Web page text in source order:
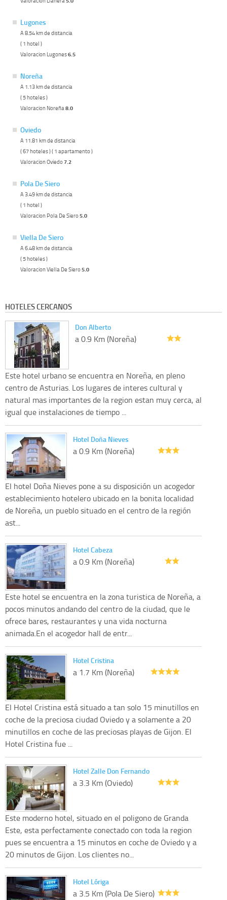
Lugones
A 8.54 km de distancia
( 1 hotel )
Valoracion Lugones6.5
Noreña
A 1.13 km de distancia
( 5 hoteles )
Valoracion Noreña8.0
Oviedo
A 11.81 km de distancia
( 67 hoteles ) ( 1 apartamento )
Valoracion Oviedo7.2
Pola De Siero
A 3.49 km de distancia
( 1 hotel )
Valoracion Pola De Siero5.0
Viella De Siero
A 6.48 km de distancia
( 5 hoteles )
Valoracion Viella De Siero5.0
HOTELES CERCANOS
Don Alberto
a 0.9 Km (Noreña)
Este hotel urbano se encuentra en Noreña, en pleno
centro de Asturias. Los lugares de interes cultural y
natural mas importantes de la region estan muy cerca, al
igual que instalaciones de tiempo ...
Hotel Doña Nieves
a 0.9 Km (Noreña)
El hotel Doña Nieves pone a su disposición un acogedor
establecimiento hotelero ubicado en la bonita localidad
de Noreña, un pueblo situado en el centro de la región
ast...
Hotel Cabeza
a 0.9 Km (Noreña)
Este hotel se encuentra en la zona turistica de Noreña, a
pocos minutos andando del centro de la ciudad, que le
ofrece bares, restaurantes y una vida nocturna
animada.En el acogedor hall de entr...
Hotel Cristina
a 1.7 Km (Noreña)
El Hotel Cristina está situado a tan solo 15 minutillos en
coche de la preciosa ciudad Oviedo y a solamente a 20
minutillos en coche de las preciosas playas de Gijon. El
Hotel Cristina fue ...
Hotel Zalle Don Fernando
a 3.3 Km (Oviedo)
Este moderno hotel, situado en el poligono de Granda
Este, esta perfectamente conectado con toda la region
pues se encuentra a 15 minutos en coche de Oviedo y a
20 minutos de Gijon. Los clientes no...
Hotel Lóriga
a 3.5 Km (Pola De Siero)